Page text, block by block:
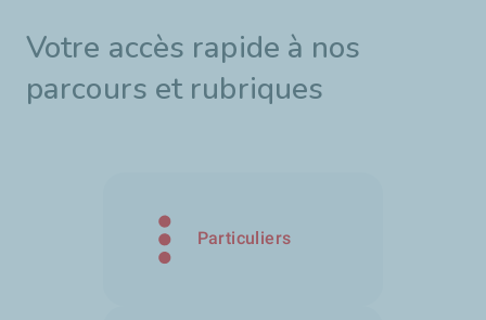
Votre accès rapide à nos
parcours et rubriques
Particuliers